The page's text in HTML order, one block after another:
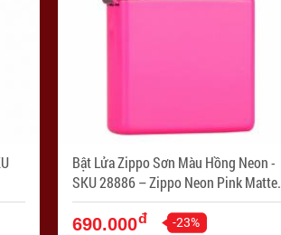
Bật Lửa Zippo Sơn Màu Hồng Neon -
SKU 28886 – Zippo Neon Pink Matte -
Mã SP: ZPC1257
690.000đ -23%